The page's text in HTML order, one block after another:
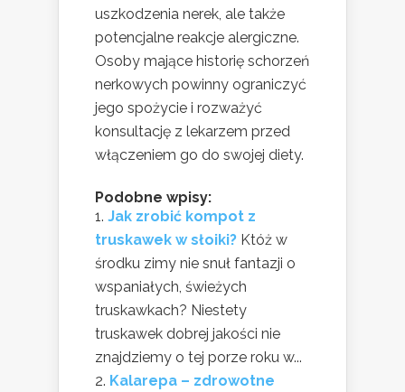
uszkodzenia nerek, ale także
potencjalne reakcje alergiczne.
Osoby mające historię schorzeń
nerkowych powinny ograniczyć
jego spożycie i rozważyć
konsultację z lekarzem przed
włączeniem go do swojej diety.
Podobne wpisy:
Jak zrobić kompot z
truskawek w słoiki? Któż w
środku zimy nie snuł fantazji o
wspaniałych, świeżych
truskawkach? Niestety
truskawek dobrej jakości nie
znajdziemy o tej porze roku w...
Kalarepa – zdrowotne